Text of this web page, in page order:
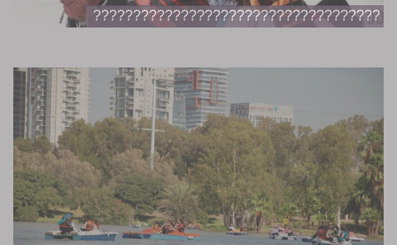
????????????????????????????????????